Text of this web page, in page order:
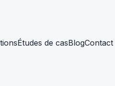
Études de casBlogContact